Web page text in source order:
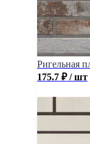
Ригельная
175.7 ₽ / шт